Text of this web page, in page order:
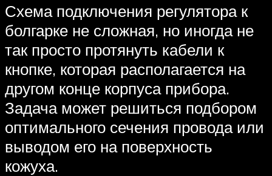
Схема подключения регулятора к
болгарке не сложная, но иногда не
так просто протянуть кабели к
кнопке, которая располагается на
другом конце корпуса прибора.
Задача может решиться подбором
оптимального сечения провода или
выводом его на поверхность
кожуха.